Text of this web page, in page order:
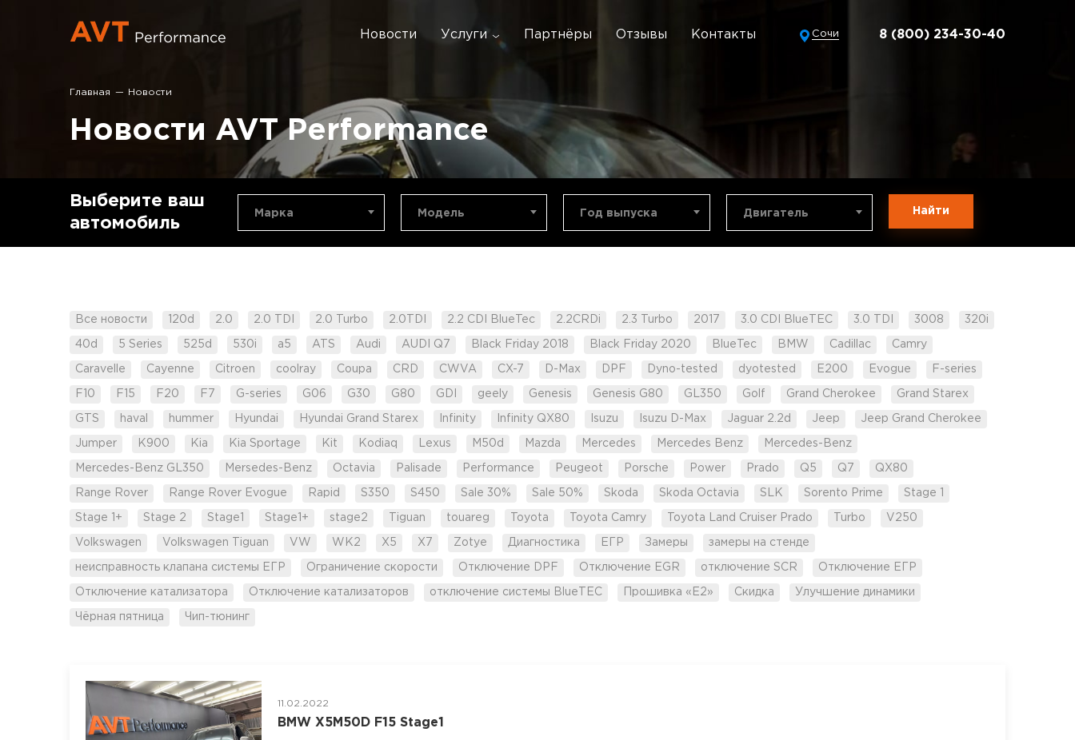
Новости Услуги Партнёры Отзывы Контакты Сочи 8 (800) 234-30-40
Главная Новости
Новости AVT Performance
Выберите ваш
автомобиль
Марка Модель Год выпуска Двигатель Найти
Все новости 120d 2.0 2.0 TDI 2.0 Turbo 2.0TDI 2.2 CDI BlueTec 2.2CRDi 2.3 Turbo 2017 3.0 CDI BlueTEC 3.0 TDI 3008 320i
40d 5 Series 525d 530i a5 ATS Audi AUDI Q7 Black Friday 2018 Black Friday 2020 BlueTec BMW Cadillac Camry
Caravelle Cayenne Citroen coolray Coupa CRD CWVA CX-7 D-Max DPF Dyno-tested dyotested E200 Evogue F-series
F10 F15 F20 F7 G-series G06 G30 G80 GDI geely Genesis Genesis G80 GL350 Golf Grand Cherokee Grand Starex
GTS haval hummer Hyundai Hyundai Grand Starex Infinity Infinity QX80 Isuzu Isuzu D-Max Jaguar 2.2d Jeep Jeep Grand Cherokee
Jumper K900 Kia Kia Sportage Kit Kodiaq Lexus M50d Mazda Mercedes Mercedes Benz Mercedes-Benz
Mercedes-Benz GL350 Mersedes-Benz Octavia Palisade Performance Peugeot Porsche Power Prado Q5 Q7 QX80
Range Rover Range Rover Evogue Rapid S350 S450 Sale 30% Sale 50% Skoda Skoda Octavia SLK Sorento Prime Stage 1
Stage 1+ Stage 2 Stage1 Stage1+ stage2 Tiguan touareg Toyota Toyota Camry Toyota Land Cruiser Prado Turbo V250
Volkswagen Volkswagen Tiguan VW WK2 X5 X7 Zotye Диагностика ЕГР Замеры замеры на стенде
неисправность клапана системы ЕГР Ограничение скорости Отключение DPF Отключение EGR отключение SCR Отключение ЕГР
Отключение катализатора Отключение катализаторов отключение системы BlueTEC Прошивка «Е2» Скидка Улучшение динамики
Чёрная пятница Чип-тюнинг
11.02.2022
BMW X5M50D F15 Stage1